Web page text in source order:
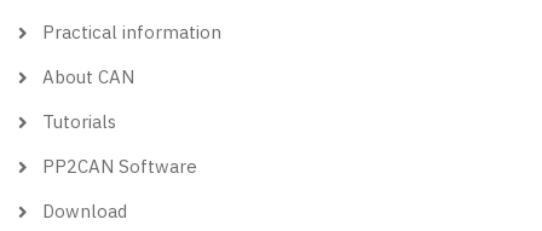
Practical information
About CAN
Tutorials
PP2CAN Software
Download